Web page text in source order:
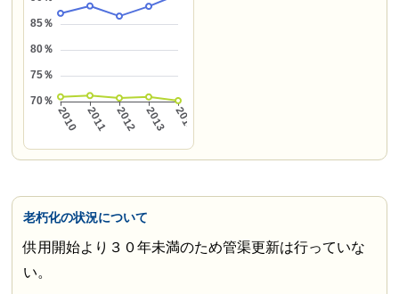
老朽化の状況について
供用開始より３０年未満のため管渠更新は行っていな
い。